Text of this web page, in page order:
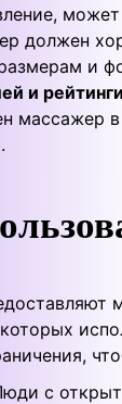
должен
и
и
массажер
с